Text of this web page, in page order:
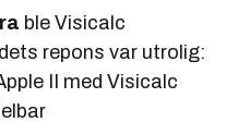
ble Visicalc
repons var utrolig:
II med Visicalc